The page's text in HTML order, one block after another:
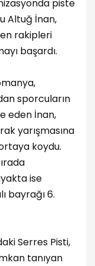
piste
Altuğ İnan,
rakipleri
başardı.
sporcuların
eden İnan,
yarışmasına
koydu.
ise
bayrağı 6.
Serres Pisti,
tanıyan